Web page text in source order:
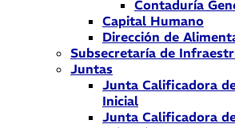
Contaduría
Capital Humano
Dirección de
Subsecretaría de
Juntas
Junta Calificadora
Inicial
Junta Calificadora